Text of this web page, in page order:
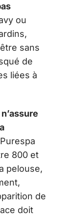
ou
sans
de
liées à
800 et
pelouse,
de
doit